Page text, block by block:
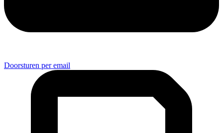
Doorsturen per email